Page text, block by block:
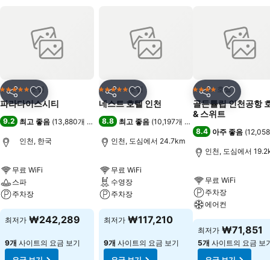
공유 즐겨찾기에 추가
5 성급 호텔
파라다이스시티
9.2 최고 좋음 (13,880개 평점 )
인천, 한국
무료 WiFi
스파
주차장
최저가 ₩242,289
9개 사이트의 요금 보기
공유 즐겨찾기에 추가
5 성급 호텔
네스트 호텔 인천
8.8 최고 좋음 (10,197개 평점
인천, 도심에서 24.7km
무료 WiFi
수영장
주차장
최저가 ₩117,210
9개 사이트의 요금 보기
공유 즐겨찾기
4 성급 호텔
골든튤립 인천공항
& 스위트
8.4 아주 좋음 (
인천, 도심에서
무료 WiFi
주차장
에어컨
최저가 ₩71,851
5개 사이트의 요금 보